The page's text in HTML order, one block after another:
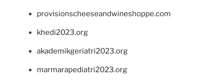
provisionscheeseandwineshoppe.com
khedi2023.org
akademikgeriatri2023.org
marmarapediatri2023.org